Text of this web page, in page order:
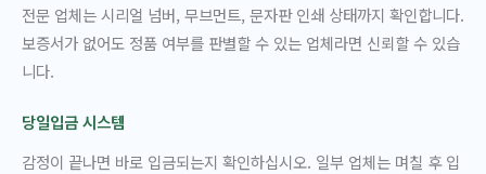
전문 업체는 시리얼 넘버, 무브먼트, 문자판 인쇄 상태까지 확인합니다.
보증서가 없어도 정품 여부를 판별할 수 있는 업체라면 신뢰할 수 있습
니다.
당일입금 시스템
감정이 끝나면 바로 입금되는지 확인하십시오. 일부 업체는 며칠 후 입